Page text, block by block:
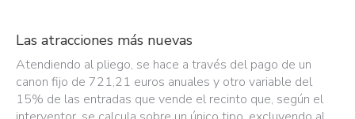
Las atracciones más nuevas
Atendiendo al pliego, se hace a través del pago de un
canon fijo de 721,21 euros anuales y otro variable del
15% de las entradas que vende el recinto que, según el